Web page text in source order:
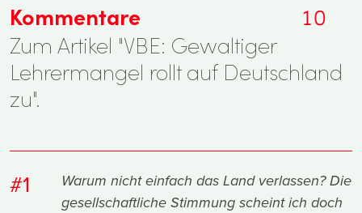
Kommentare
10
Zum Artikel "VBE: Gewaltiger
Lehrermangel rollt auf Deutschland
zu".
#1
Warum nicht einfach das Land verlassen? Die
gesellschaftliche Stimmung scheint ich doch